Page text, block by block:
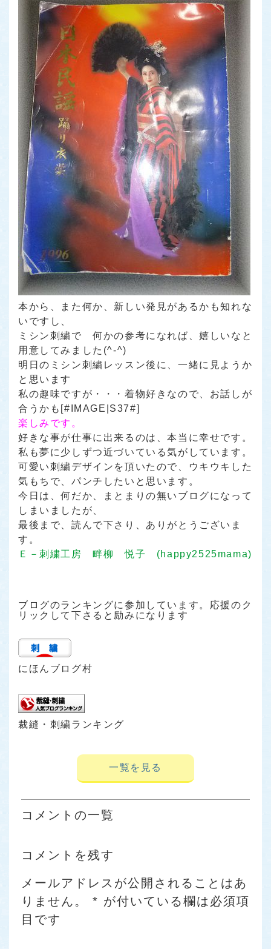
本から、また何か、新しい発見があるかも知れな
いですし、
ミシン刺繍で 何かの参考になれば、嬉しいなと
用意してみました(^-^)
明日のミシン刺繍レッスン後に、一緒に見ようか
と思います
私の趣味ですが・・・着物好きなので、お話しが
合うかも[#IMAGE|S37#]
楽しみです。
好きな事が仕事に出来るのは、本当に幸せです。
私も夢に少しずつ近づいている気がしています。
可愛い刺繍デザインを頂いたので、ウキウキした
気もちで、パンチしたいと思います。
今日は、何だか、まとまりの無いブログになって
しまいましたが、
最後まで、読んで下さり、ありがとうございま
す。
Ｅ－刺繍工房 畔柳 悦子 (happy2525mama)
ブログのランキングに参加しています。応援のク
リックして下さると励みになります
にほんブログ村
裁縫・刺繍ランキング
一覧を見る
コメントの一覧
コメントを残す
メールアドレスが公開されることはあ
りません。
* が付いている欄は必須項
目です